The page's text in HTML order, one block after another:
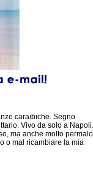
caraibiche. Segno
Vivo da solo a
ma anche molto
o mal ricambiare la mia